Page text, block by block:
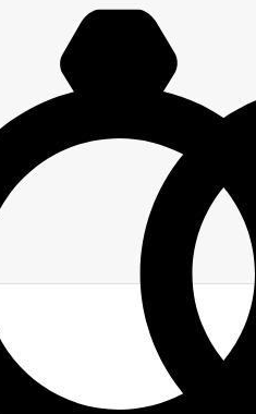
. PREMIUM E-TİCARET UYGULAMALARI.